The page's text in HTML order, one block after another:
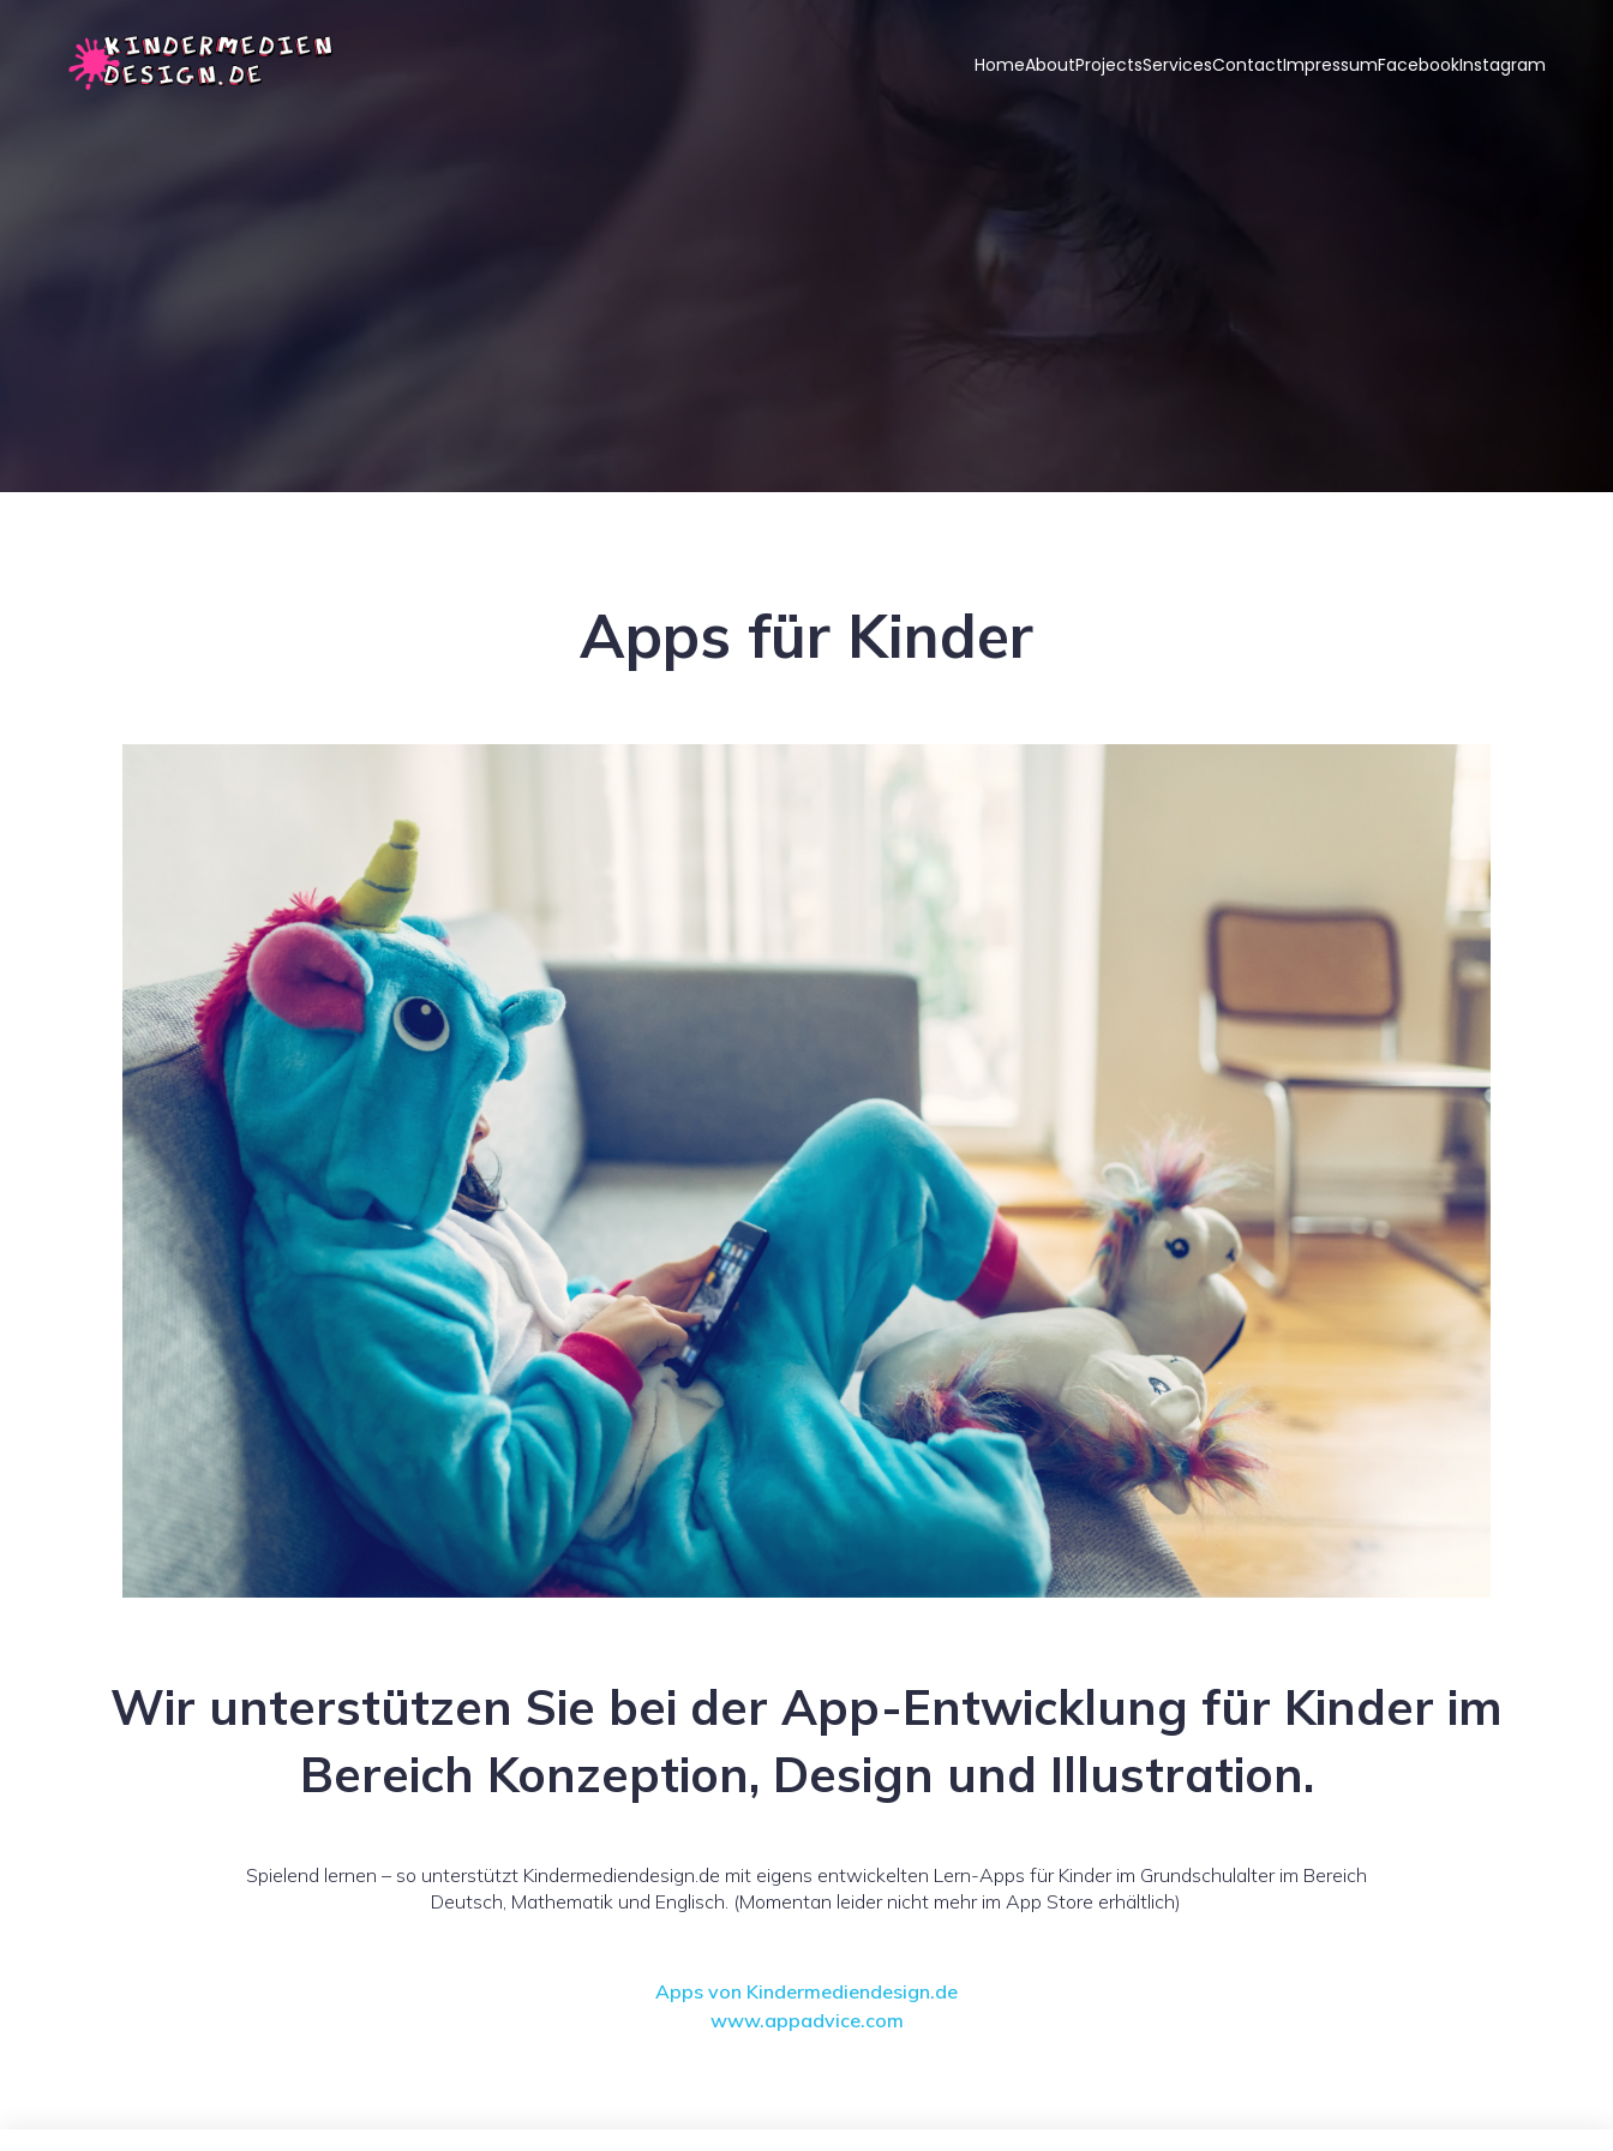
HomeAboutProjectsServicesContactImpressumFacebookInstagram
Apps für Kinder
Wir unterstützen Sie bei der App-Entwicklung für Kinder im
Bereich Konzeption, Design und Illustration.
Spielend lernen – so unterstützt Kindermediendesign.de mit eigens entwickelten Lern-Apps für Kinder im Grundschulalter im Bereich
Deutsch, Mathematik und Englisch. (Momentan leider nicht mehr im App Store erhältlich)
Apps von Kindermediendesign.de
www.appadvice.com